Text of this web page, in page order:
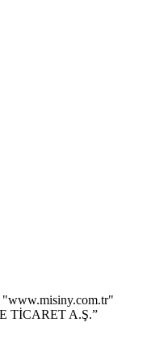
"www.misiny.com.tr"
TİCARET A.Ş.”